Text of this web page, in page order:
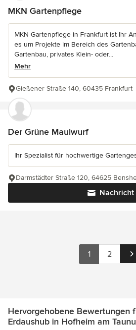
MKN Gartenpflege
MKN Gartenpflege in Frankfurt ist Ihr
es um Projekte im Bereich des
Gartenbau, privates Klein- oder...
Mehr
Gießener Straße 140, 60435 Frankfurt
Der Grüne Maulwurf
Ihr Spezialist für hochwertige
Nachricht
Darmstädter Straße 120, 64625
1 2
Hervorgehobene Bewertungen
Erdaushub in Hofheim am